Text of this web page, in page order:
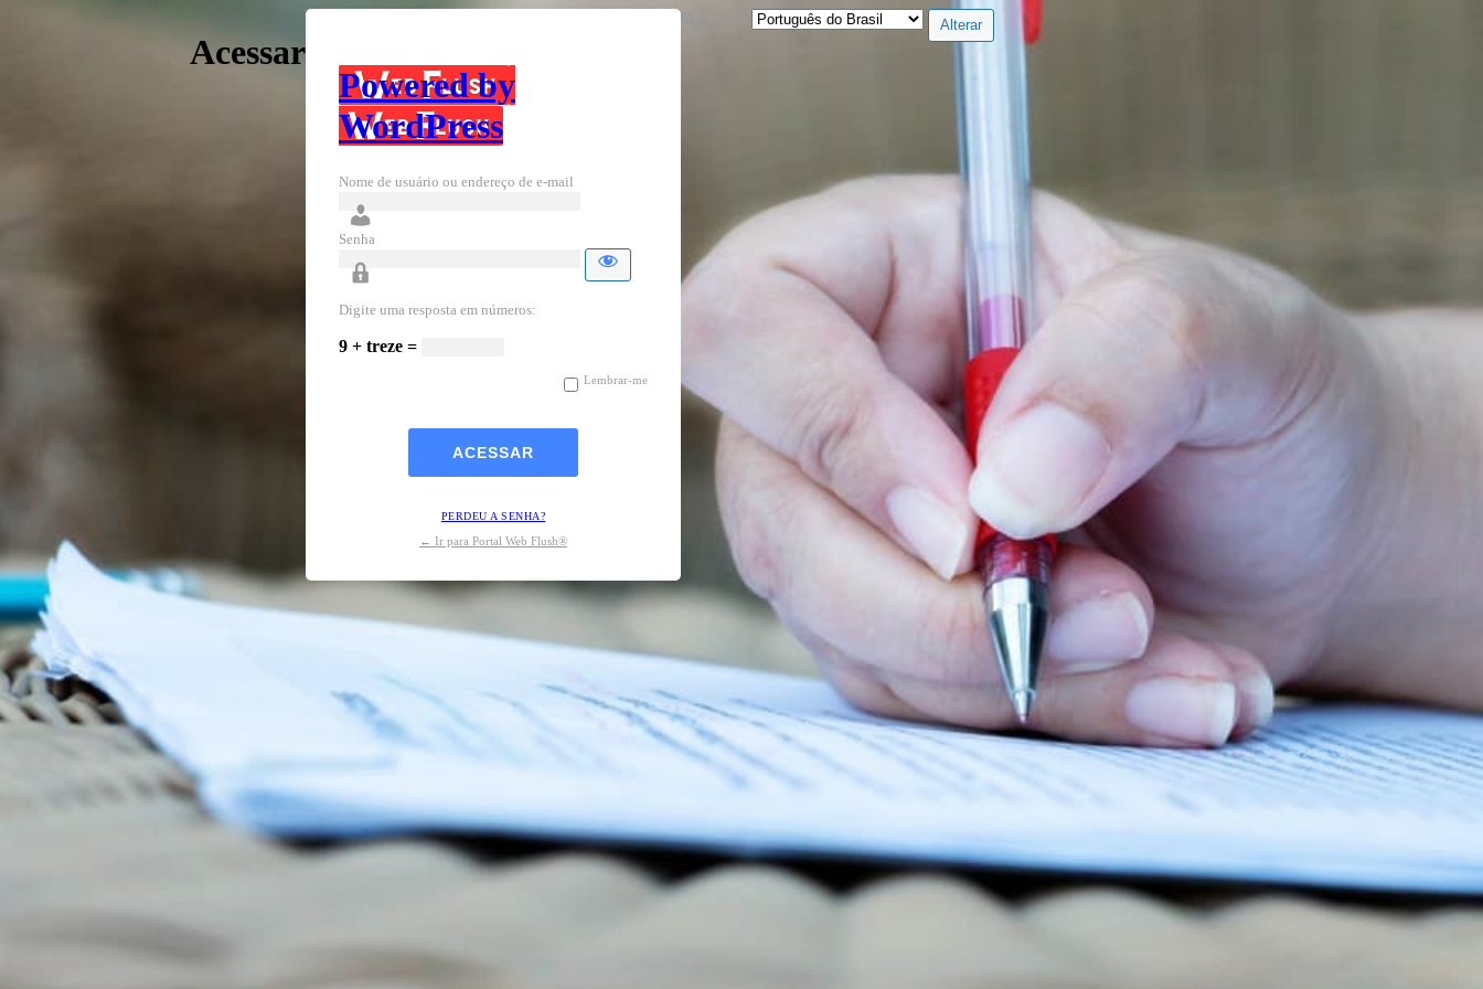
Acessar
Powered by
WordPress
Nome de usuário ou endereço de e-mail
Senha
Digite uma resposta em números:
9 + treze =
Lembrar-me
PERDEU A SENHA?
← Ir para Portal Web Flush®